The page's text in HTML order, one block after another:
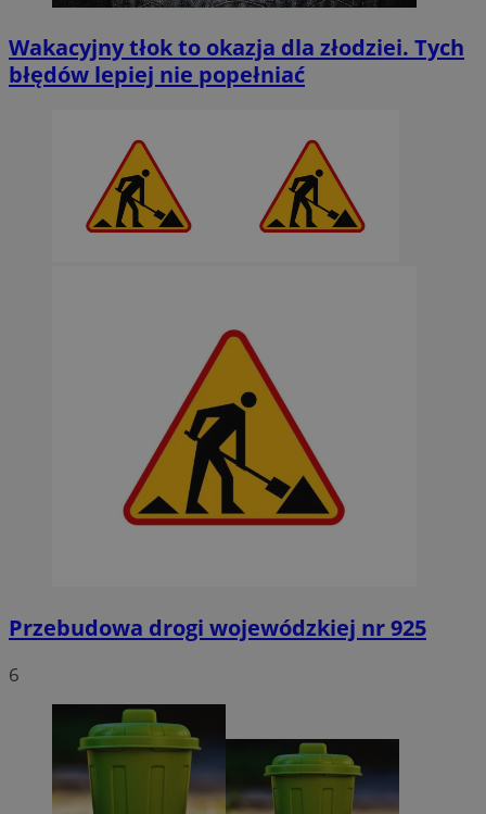
Wakacyjny tłok to okazja dla złodziei. Tych
błędów lepiej nie popełniać
Przebudowa drogi wojewódzkiej nr 925
6